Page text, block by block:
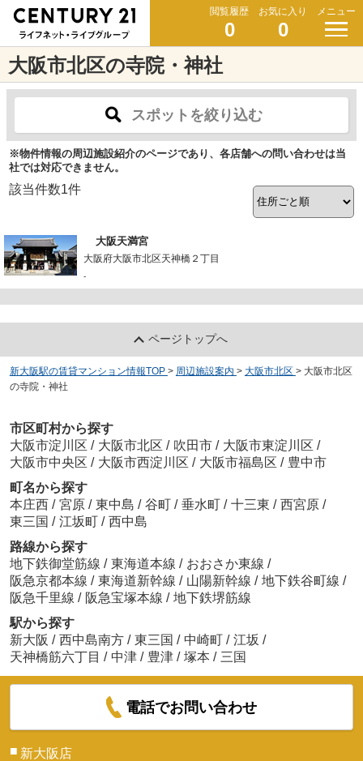
閲覧履歴
0
お気に入り
0
メニュー
大阪市北区の寺院・神社
スポットを絞り込む
※物件情報の周辺施設紹介のページであり、各店舗への問い合わせは当
社では対応できません。
該当件数1件
大阪天満宮
大阪府大阪市北区天神橋２丁目
-
ページトップへ
新大阪駅の賃貸マンション情報TOP > 周辺施設案内 > 大阪市北区 > 大阪市北区
の寺院・神社
市区町村から探す
大阪市淀川区 / 大阪市北区 / 吹田市 / 大阪市東淀川区 /
大阪市中央区 / 大阪市西淀川区 / 大阪市福島区 / 豊中市
町名から探す
本庄西 / 宮原 / 東中島 / 谷町 / 垂水町 / 十三東 / 西宮原 /
東三国 / 江坂町 / 西中島
路線から探す
地下鉄御堂筋線 / 東海道本線 / おおさか東線 /
阪急京都本線 / 東海道新幹線 / 山陽新幹線 / 地下鉄谷町線 /
阪急千里線 / 阪急宝塚本線 / 地下鉄堺筋線
駅から探す
新大阪 / 西中島南方 / 東三国 / 中崎町 / 江坂 /
天神橋筋六丁目 / 中津 / 豊津 / 塚本 / 三国
電話でお問い合わせ
■ 新大阪店